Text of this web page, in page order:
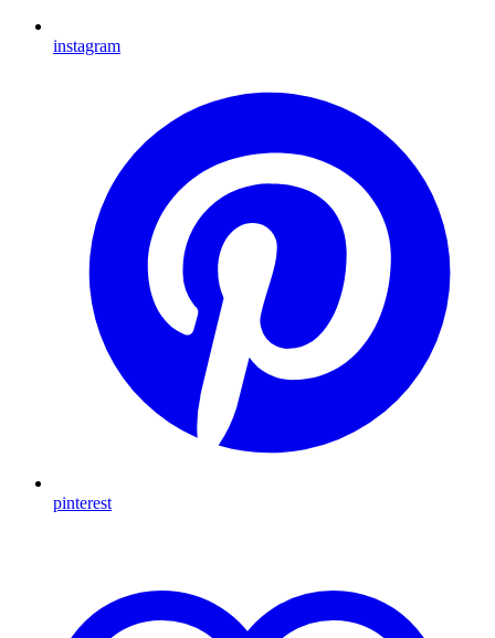
instagram
pinterest